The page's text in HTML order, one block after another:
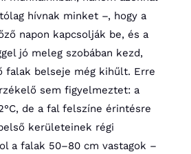
hívnak minket –, hogy a
napon kapcsolják be, és a
jó meleg szobában kezd,
falak belseje még kihűlt. Erre
sem figyelmeztet: a
de a fal felszíne érintésre
kerületeinek régi
a falak 50–80 cm vastagok –